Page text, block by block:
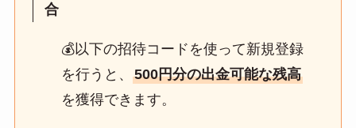
合
💰以下の招待コードを使って新規登録
を行うと、500円分の出金可能な残高
を獲得できます。